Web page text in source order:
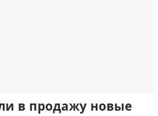
в продажу новые